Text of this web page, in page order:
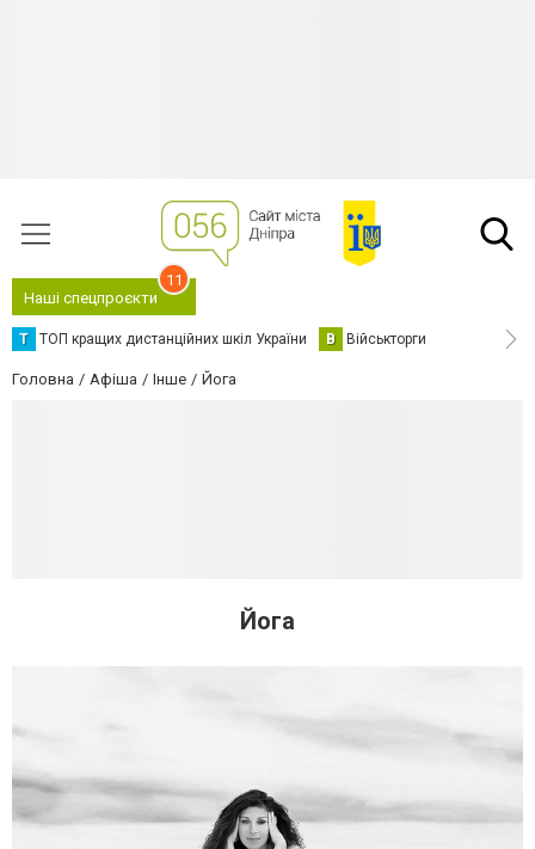
Наші спецпроєкти
11
Т ТОП кращих дистанційних шкіл України В Військторги
Головна Афіша Інше Йога
Йога